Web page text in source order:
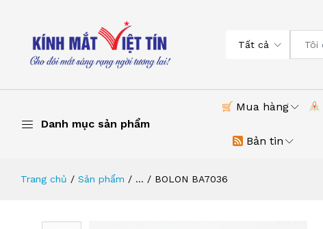
Tất cả
Danh mục sản phẩm
Mua hàng
Bản tin
Trang chủ Sản phẩm ... BOLON BA7036